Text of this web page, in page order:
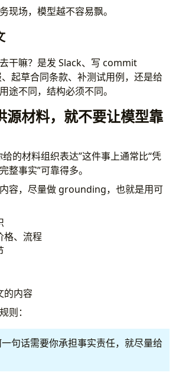
现场，模型越不容易飘。
干嘛？是发 Slack、写 commit
起草合同条款、补测试用例，还是给
途不同，结构必须不同。
源材料，就不要让模型靠
的材料组织表达”这件事上通常比“凭
整事实”可靠得多。
容，尽量做 grounding，也就是用可
格、流程
的内容
则：
句话需要你承担事实责任，就尽量给